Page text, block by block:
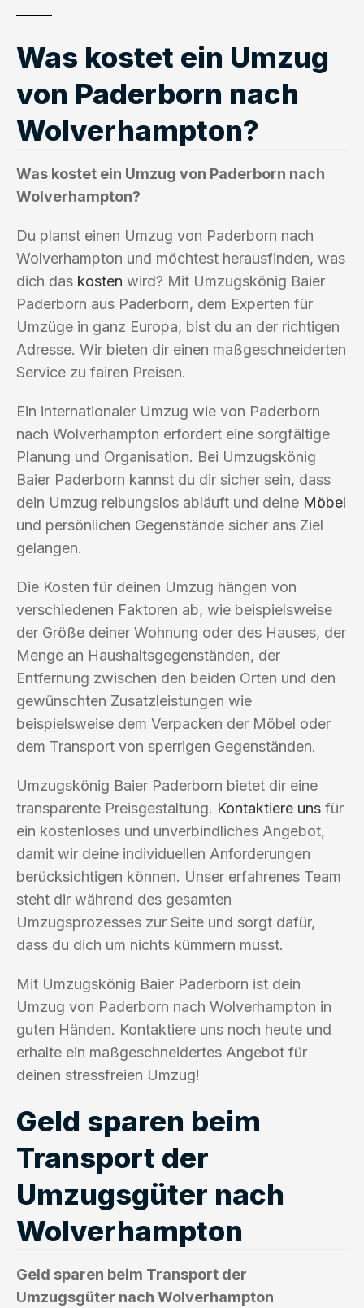
Was kostet ein Umzug
von Paderborn nach
Wolverhampton?
Was kostet ein Umzug von Paderborn nach
Wolverhampton?
Du planst einen Umzug von Paderborn nach
Wolverhampton und möchtest herausfinden, was
dich das kosten wird? Mit Umzugskönig Baier
Paderborn aus Paderborn, dem Experten für
Umzüge in ganz Europa, bist du an der richtigen
Adresse. Wir bieten dir einen maßgeschneiderten
Service zu fairen Preisen.
Ein internationaler Umzug wie von Paderborn
nach Wolverhampton erfordert eine sorgfältige
Planung und Organisation. Bei Umzugskönig
Baier Paderborn kannst du dir sicher sein, dass
dein Umzug reibungslos abläuft und deine Möbel
und persönlichen Gegenstände sicher ans Ziel
gelangen.
Die Kosten für deinen Umzug hängen von
verschiedenen Faktoren ab, wie beispielsweise
der Größe deiner Wohnung oder des Hauses, der
Menge an Haushaltsgegenständen, der
Entfernung zwischen den beiden Orten und den
gewünschten Zusatzleistungen wie
beispielsweise dem Verpacken der Möbel oder
dem Transport von sperrigen Gegenständen.
Umzugskönig Baier Paderborn bietet dir eine
transparente Preisgestaltung. Kontaktiere uns für
ein kostenloses und unverbindliches Angebot,
damit wir deine individuellen Anforderungen
berücksichtigen können. Unser erfahrenes Team
steht dir während des gesamten
Umzugsprozesses zur Seite und sorgt dafür,
dass du dich um nichts kümmern musst.
Mit Umzugskönig Baier Paderborn ist dein
Umzug von Paderborn nach Wolverhampton in
guten Händen. Kontaktiere uns noch heute und
erhalte ein maßgeschneidertes Angebot für
deinen stressfreien Umzug!
Geld sparen beim
Transport der
Umzugsgüter nach
Wolverhampton
Geld sparen beim Transport der
Umzugsgüter nach Wolverhampton